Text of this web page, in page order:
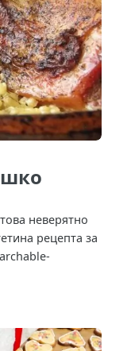
неверятно
рецепта за